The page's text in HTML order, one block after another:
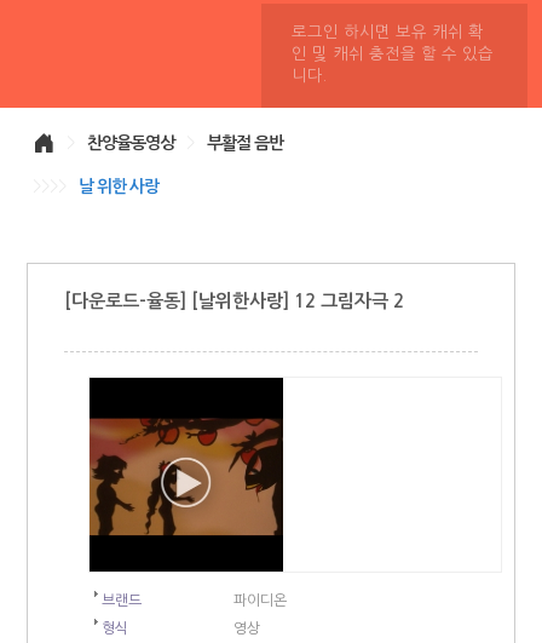
로그인 하시면 보유 캐쉬 확
인 및 캐쉬 충전을 할 수 있습
니다.
찬양율동영상 부활절 음반
날 위한 사랑
[다운로드-율동] [날위한사랑] 12 그림자극 2
브랜드
파이디온
형식
영상